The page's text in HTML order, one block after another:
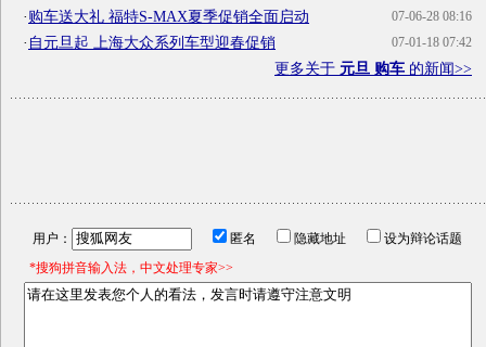
07-06-28 08:16
·购车送大礼 福特S-MAX夏季促销全面启动
07-01-18 07:42
· 自元旦起 上海大众系列车型迎春促销
更多关于 元旦 购车 的新闻>>
用户： 匿名 隐藏地址
设为辩论话题
*搜狗拼音输入法，中文处理专家>>